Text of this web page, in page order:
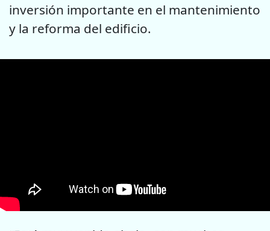
inversión importante en el mantenimiento
y la reforma del edificio.